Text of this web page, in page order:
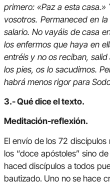
primero: «Paz a esta
vosotros. Permaneced en
salario. No vayáis de casa
los enfermos que haya en
entréis y no os reciban,
los pies, os lo sacudimos.
habrá menos rigor para
3.- Qué dice el texto.
Meditación-reflexión.
El envío de los 72
los “doce apóstoles” sino
haced discípulos a todos
bautizado. Uno no se hace